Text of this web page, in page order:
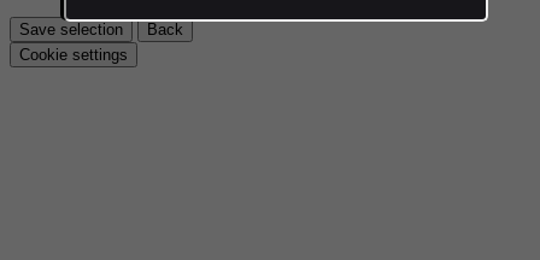
Save selection
Back
Cookie settings